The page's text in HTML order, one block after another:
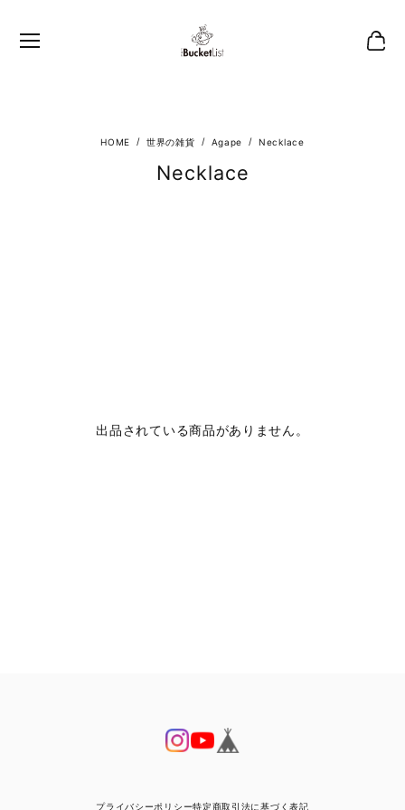
世界の雑貨 Agape Necklace
Necklace
出品されている商品がありません。
プライバシーポリシー特定商取引法に基づく表記